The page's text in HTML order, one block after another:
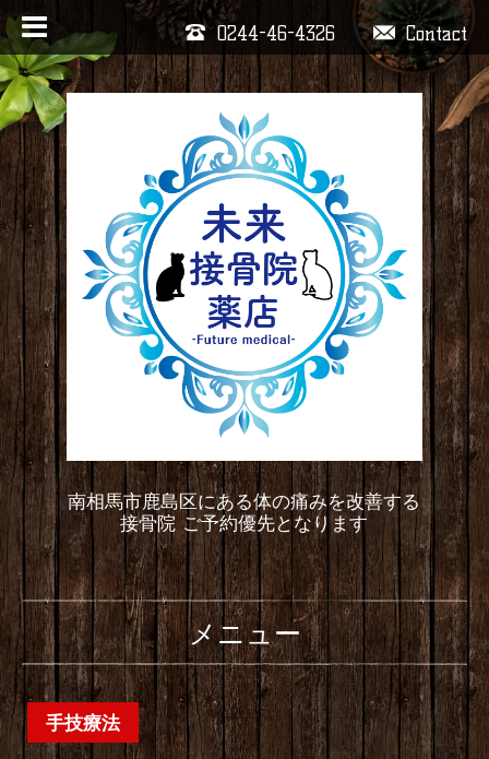
Contact
0244-46-4326
南相馬市鹿島区にある体の痛みを改善する
接骨院 ご予約優先となります
メニュー
手技療法